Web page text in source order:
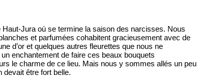
Jura où se termine la saison des narcisses. Nous
et parfumées cohabitent gracieusement avec de
d’or et quelques autres fleurettes que nous ne
enchantement de faire ces beaux bouquets
le charme de ce lieu. Mais nous y sommes allés un peu
devait être fort belle.